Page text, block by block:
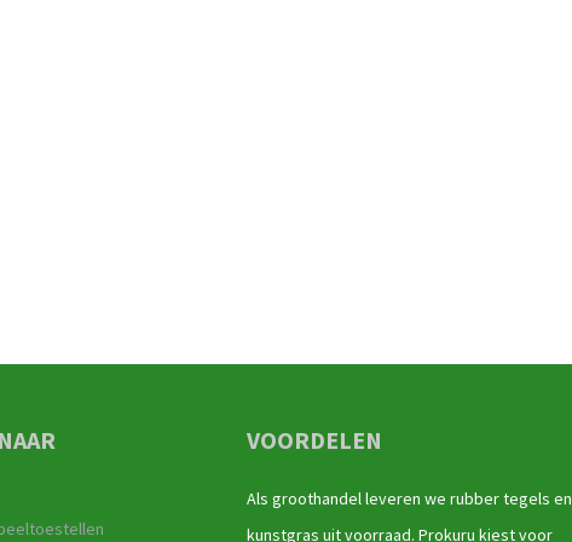
VOORDELEN
Als groothandel leveren we rubber tegels en
kunstgras uit voorraad. Prokuru kiest voor